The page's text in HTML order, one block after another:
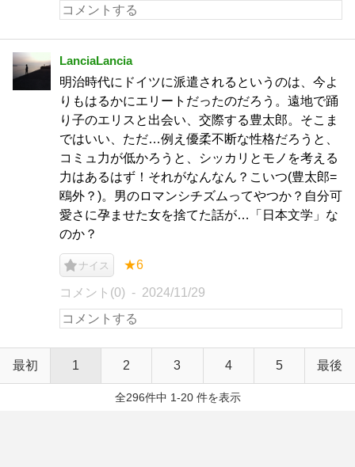
LanciaLancia
明治時代にドイツに派遣されるというのは、今よ
りもはるかにエリートだったのだろう。遠地で踊
り子のエリスと出会い、交際する豊太郎。そこま
ではいい、ただ…例え優柔不断な性格だろうと、
コミュ力が低かろうと、シッカリとモノを考える
力はあるはず！それがなんなん？こいつ(豊太郎=
鴎外？)。男のロマンシチズムってやつか？自分可
愛さに孕ませた女を捨てた話が…「日本文学」な
のか？
ナイス ★6
コメント(0) 2024/11/29
最初 1 2 3 4 5 最後
全296件中 1-20 件を表示